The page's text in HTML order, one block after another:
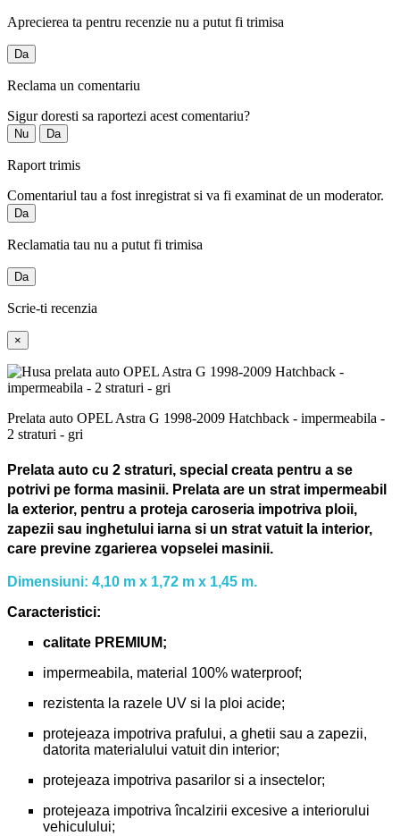
Aprecierea ta pentru recenzie nu a putut fi trimisa
Da
Reclama un comentariu
Sigur doresti sa raportezi acest comentariu?
Nu Da
Raport trimis
Comentariul tau a fost inregistrat si va fi examinat de un moderator.
Da
Reclamatia tau nu a putut fi trimisa
Da
Scrie-ti recenzia
×
Prelata auto OPEL Astra G 1998-2009 Hatchback - impermeabila -
2 straturi - gri
Prelata auto cu 2 straturi, special creata pentru a se
potrivi pe forma masinii. Prelata are un strat impermeabil
la exterior, pentru a proteja caroseria impotriva ploii,
zapezii sau inghetului iarna si un strat vatuit la interior,
care previne zgarierea vopselei masinii.
Dimensiuni: 4,10 m x 1,72 m x 1,45 m.
Caracteristici:
calitate PREMIUM;
impermeabila, material 100% waterproof;
rezistenta la razele UV si la ploi acide;
protejeaza impotriva prafului, a ghetii sau a zapezii,
datorita materialului vatuit din interior;
protejeaza impotriva pasarilor si a insectelor;
protejeaza impotriva încalzirii excesive a interiorului
vehiculului;